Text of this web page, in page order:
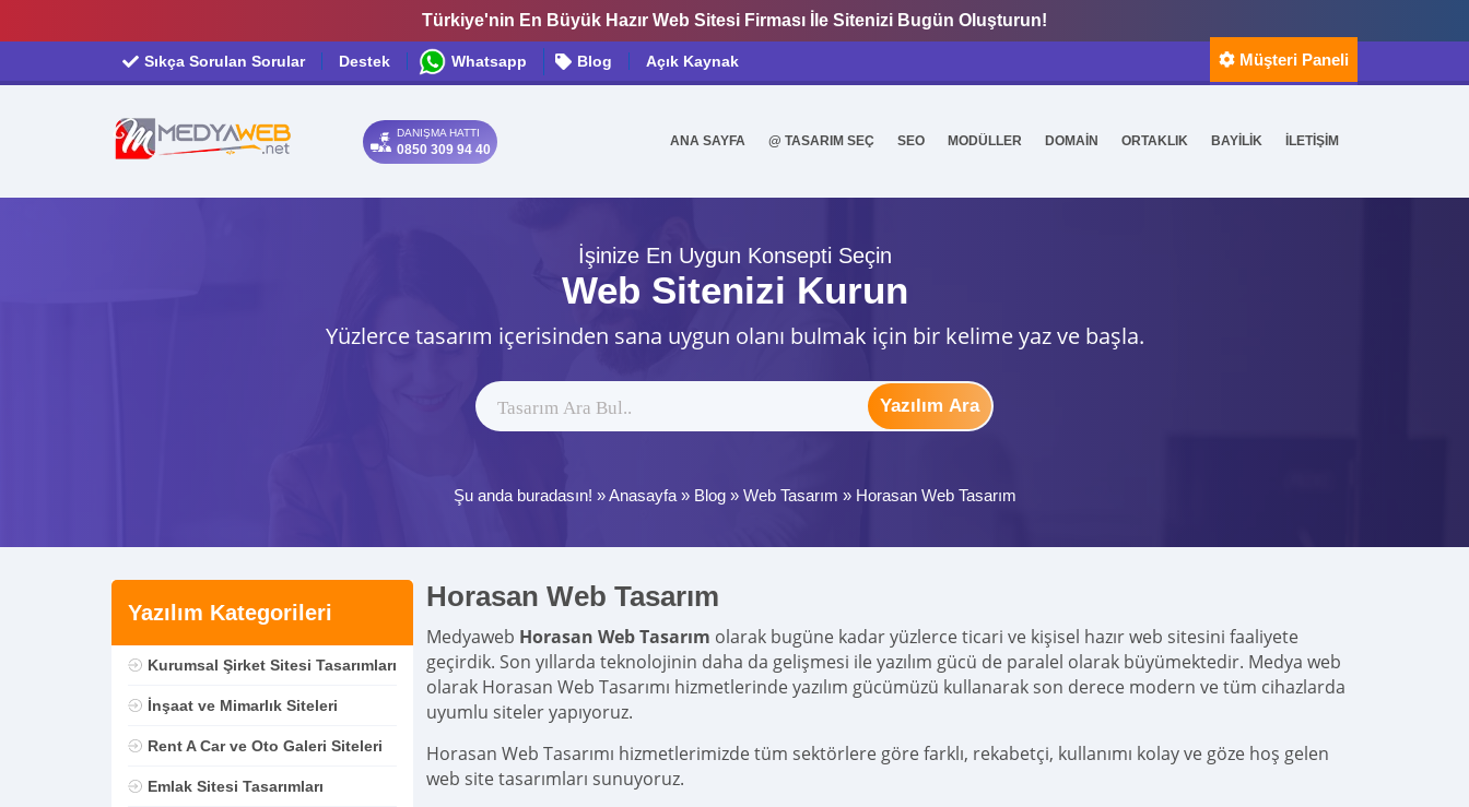
Türkiye'nin En Büyük Hazır Web Sitesi Firması İle Sitenizi Bugün Oluşturun!
Sıkça Sorulan Sorular Destek Whatsapp Blog Açık Kaynak Müşteri Paneli
DANIŞMA HATTI
0850 309 94 40
ANA SAYFA @ TASARIM SEÇ SEO MODÜLLER DOMAİN ORTAKLIK BAYİLİK İLETİŞİM
İşinize En Uygun Konsepti Seçin
Web Sitenizi Kurun
Yüzlerce tasarım içerisinden sana uygun olanı bulmak için bir kelime yaz ve başla.
Yazılım Ara
Şu anda buradasın! »Anasayfa» Blog» Web Tasarım » Horasan Web Tasarım
Yazılım Kategorileri
Kurumsal Şirket Sitesi Tasarımları
İnşaat ve Mimarlık Siteleri
Rent A Car ve Oto Galeri Siteleri
Emlak Sitesi Tasarımları
Horasan Web Tasarım
Medyaweb Horasan Web Tasarım olarak bugüne kadar yüzlerce ticari ve kişisel hazır web sitesini faaliyete
geçirdik. Son yıllarda teknolojinin daha da gelişmesi ile yazılım gücü de paralel olarak büyümektedir. Medya web
olarak Horasan Web Tasarımı hizmetlerinde yazılım gücümüzü kullanarak son derece modern ve tüm cihazlarda
uyumlu siteler yapıyoruz.
Horasan Web Tasarımı hizmetlerimizde tüm sektörlere göre farklı, rekabetçi, kullanımı kolay ve göze hoş gelen
web site tasarımları sunuyoruz.